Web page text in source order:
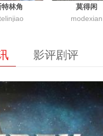
特林角
莫得闲
modexian
影评剧评